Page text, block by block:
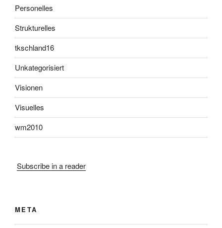
Personelles
Strukturelles
tkschland16
Unkategorisiert
Visionen
Visuelles
wm2010
Subscribe in a reader
META